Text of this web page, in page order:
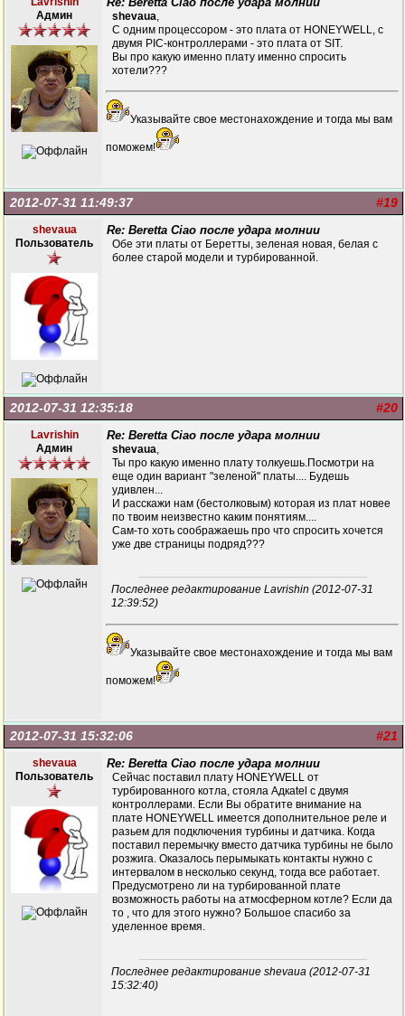
Админ
shevaua,
С одним процессором - это плата от HONEYWELL, с
двумя PIC-контроллерами - это плата от SIT.
Вы про какую именно плату именно спросить
хотели???
Указывайте свое местонахождение и тогда мы вам
поможем!
#19
2012-07-31 11:49:37
shevaua
Пользователь
Re: Beretta Ciao после удара молнии
Обе эти платы от Беретты, зеленая новая, белая с
более старой модели и турбированной.
#20
2012-07-31 12:35:18
Lavrishin
Админ
Re: Beretta Ciao после удара молнии
shevaua,
Ты про какую именно плату толкуешь.Посмотри на
еще один вариант "зеленой" платы.... Будешь
удивлен...
И расскажи нам (бестолковым) которая из плат новее
по твоим неизвестно каким понятиям....
Сам-то хоть соображаешь про что спросить хочется
уже две страницы подряд???
Последнее редактирование Lavrishin (2012-07-31
12:39:52)
Указывайте свое местонахождение и тогда мы вам
поможем!
#21
2012-07-31 15:32:06
shevaua
Пользователь
Re: Beretta Ciao после удара молнии
Сейчас поставил плату HONEYWELL от
турбированного котла, стояла Адкаtеl с двумя
контроллерами. Если Вы обратите внимание на
плате HONEYWELL имеется дополнительное реле и
разьем для подключения турбины и датчика. Когда
поставил перемычку вместо датчика турбины не было
розжига. Оказалось перымыкать контакты нужно с
интервалом в несколько секунд, тогда все работает.
Предусмотрено ли на турбированной плате
возможность работы на атмосферном котле? Если да
то , что для этого нужно? Большое спасибо за
уделенное время.
Последнее редактирование shevaua (2012-07-31
15:32:40)